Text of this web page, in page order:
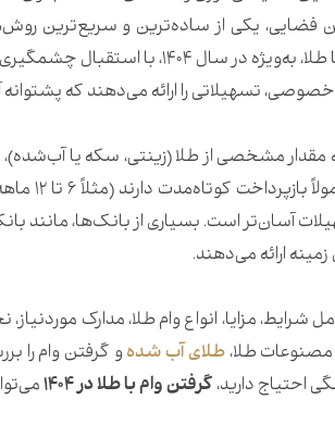
فضایی، یکی از ساده‌ترین و سریع‌ترین
است. روند گرفتن وام با طلا،
تسهیلاتی را ارائه می‌دهند که
مقدار مشخصی از طلا (زینتی، سکه یا
می‌کند.
آسان‌تر است. بسیاری از بانک‌ها، مانند
ارائه می‌دهند.
شرایط، مزایا، انواع وام طلا، مدارک
طلا،طلای آب شدهو گرفتن وام را
احتیاج دارید،گرفتن وام با طلا در ۱۴۰۴